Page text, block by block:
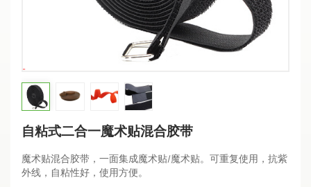
自粘式二合一魔术贴混合胶带
魔术贴混合胶带，一面集成魔术贴/魔术贴。可重复使用，抗紫
外线，自粘性好，使用方便。